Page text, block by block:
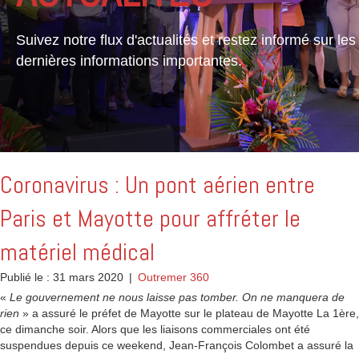
Suivez notre flux d'actualités et restez informé sur les
dernières informations importantes.
Coronavirus : Un pont aérien entre
Paris et Mayotte pour affréter le
matériel médical
Publié le : 31 mars 2020 | Outremer 360
« Le gouvernement ne nous laisse pas tomber. On ne manquera de
rien » a assuré le préfet de Mayotte sur le plateau de Mayotte La 1ère,
ce dimanche soir. Alors que les liaisons commerciales ont été
suspendues depuis ce weekend, Jean-François Colombet a assuré la